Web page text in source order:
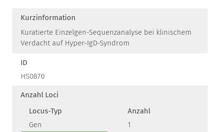
Kurzinformation
Kuratierte Einzelgen-Sequenzanalyse bei klinischem
Verdacht auf Hyper-IgD-Syndrom
ID
HS0870
Anzahl Loci
Locus-Typ
Anzahl
Gen
1